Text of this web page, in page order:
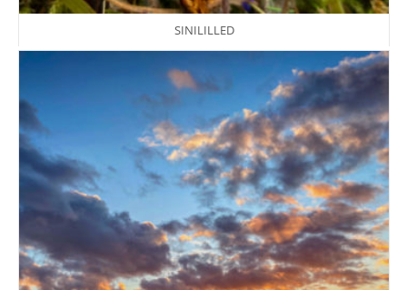
SINILILLED